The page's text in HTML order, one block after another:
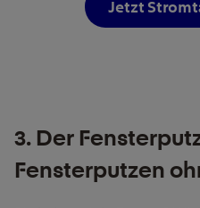
Jetzt
3. Der
Fensterputzen